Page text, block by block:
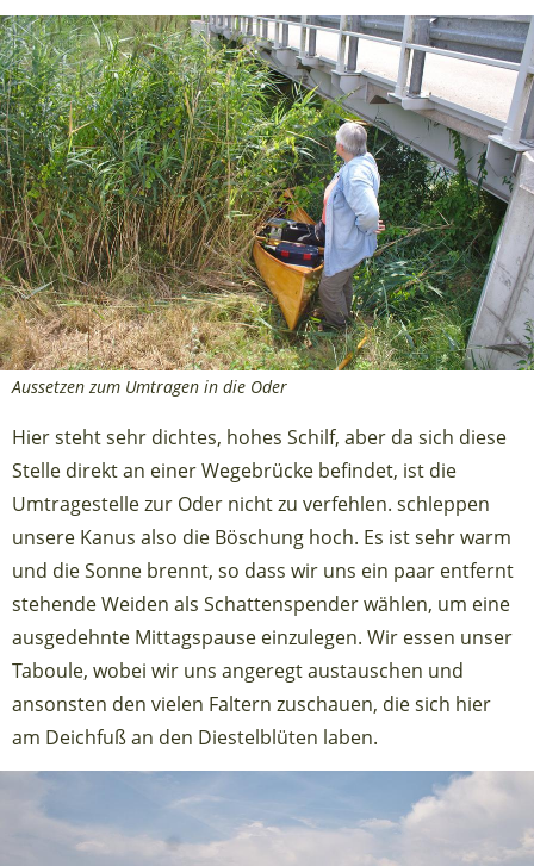
Aussetzen zum Umtragen in die Oder
Hier steht sehr dichtes, hohes Schilf, aber da sich diese
Stelle direkt an einer Wegebrücke befindet, ist die
Umtragestelle zur Oder nicht zu verfehlen. schleppen
unsere Kanus also die Böschung hoch. Es ist sehr warm
und die Sonne brennt, so dass wir uns ein paar entfernt
stehende Weiden als Schattenspender wählen, um eine
ausgedehnte Mittagspause einzulegen. Wir essen unser
Taboule, wobei wir uns angeregt austauschen und
ansonsten den vielen Faltern zuschauen, die sich hier
am Deichfuß an den Diestelblüten laben.